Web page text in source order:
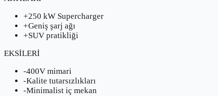
+250 kW Supercharger
+Geniş şarj ağı
+SUV pratikliği
EKSİLERİ
-400V mimari
-Kalite tutarsızlıkları
-Minimalist iç mekan